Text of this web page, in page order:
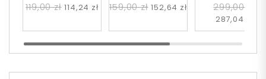
119,00 zł 114,24 zł 159,00 zł 152,64 zł 299,00 zł
287,04 zł